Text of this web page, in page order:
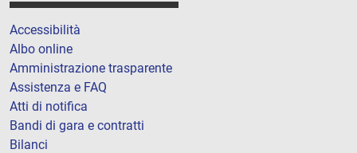
Accessibilità
Albo online
Amministrazione trasparente
Assistenza e FAQ
Atti di notifica
Bandi di gara e contratti
Bilanci